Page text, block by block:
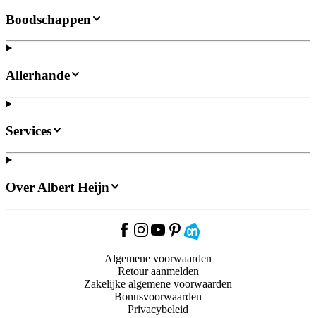
Boodschappen
Allerhande
Services
Over Albert Heijn
Algemene voorwaarden
Retour aanmelden
Zakelijke algemene voorwaarden
Bonusvoorwaarden
Privacybeleid